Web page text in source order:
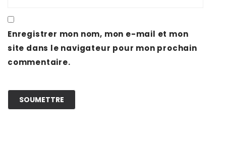
Enregistrer mon nom, mon e-mail et mon
site dans le navigateur pour mon prochain
commentaire.